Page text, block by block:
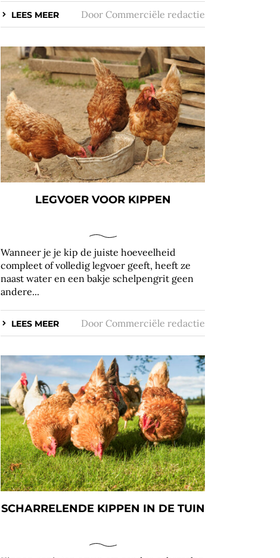
LEES MEER Door Commerciële redactie
LEGVOER VOOR KIPPEN
Wanneer je je kip de juiste hoeveelheid
compleet of volledig legvoer geeft, heeft ze
naast water en een bakje schelpengrit geen
andere...
LEES MEER Door Commerciële redactie
SCHARRELENDE KIPPEN IN DE TUIN